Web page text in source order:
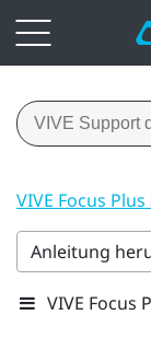
VIVE Focus
Anleitung
VIVE Focus